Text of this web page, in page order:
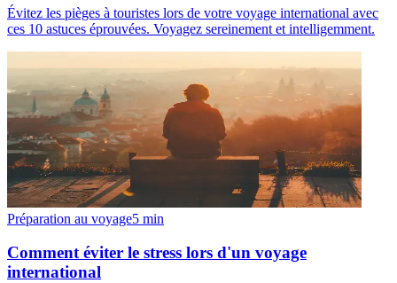
Évitez les pièges à touristes lors de votre voyage international avec
ces 10 astuces éprouvées. Voyagez sereinement et intelligemment.
Préparation au voyage5 min
Comment éviter le stress lors d'un voyage
international